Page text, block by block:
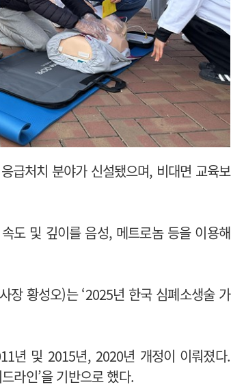
급처치 분야가 신설됐으며, 비대면 교육보
도 및 깊이를 음성, 메트로놈 등을 이용해
장 황성오)는 ‘2025년 한국 심폐소생술 가
년 및 2015년, 2020년 개정이 이뤄졌다.
라인’을 기반으로 했다.